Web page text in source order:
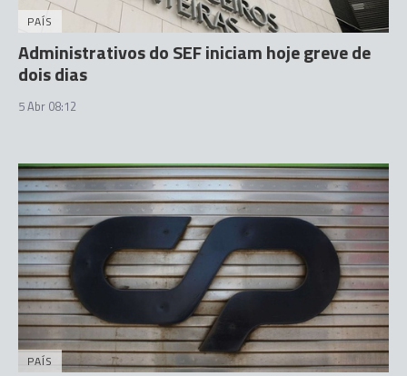
PAÍS
Administrativos do SEF iniciam hoje greve de
dois dias
5 Abr 08:12
PAÍS